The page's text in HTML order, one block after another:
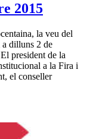
2015
la veu del
a dilluns 2 de
president de la
a la Fira i
el conseller